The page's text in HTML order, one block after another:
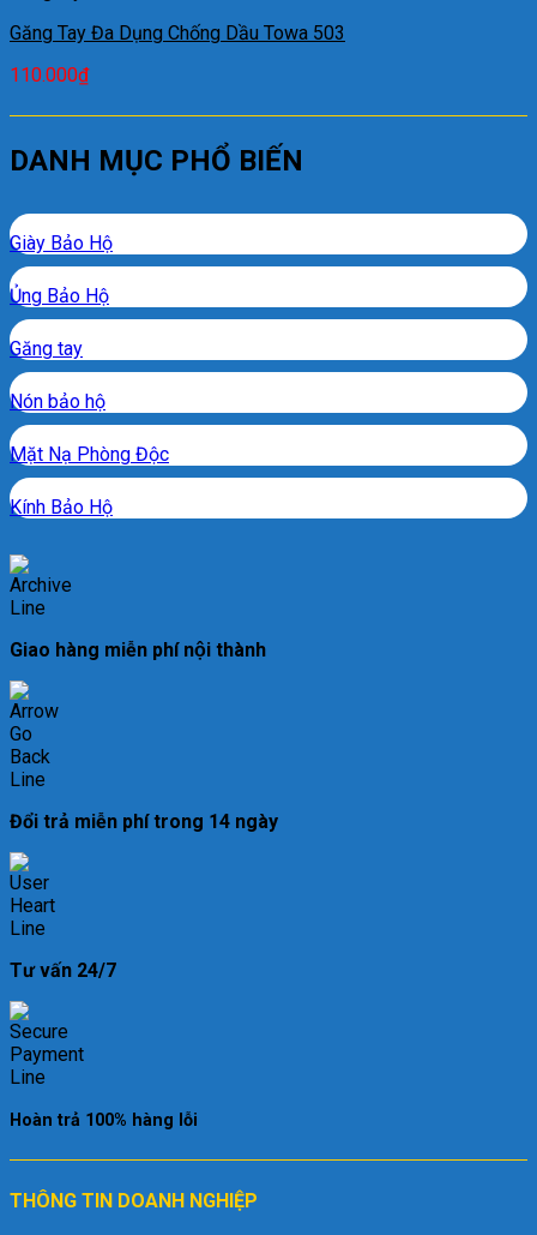
Găng Tay Đa Dụng Chống Dầu Towa 503
110.000₫
DANH MỤC PHỔ BIẾN
Giày Bảo Hộ
Ủng Bảo Hộ
Găng tay
Nón bảo hộ
Mặt Nạ Phòng Độc
Kính Bảo Hộ
Giao hàng miễn phí nội thành
Đổi trả miễn phí trong 14 ngày
Tư vấn 24/7
Hoàn trả 100% hàng lỗi
THÔNG TIN DOANH NGHIỆP